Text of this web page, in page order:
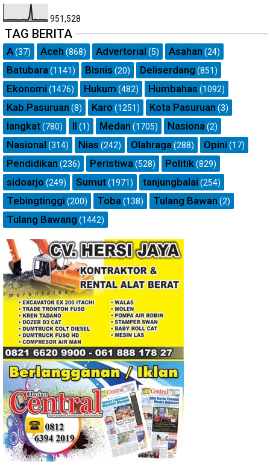
951,528
TAG BERITA
A(37) Aceh (868) Advertorial (5) Asahan (24)
Batubara (1141) Bisnis (20) Deliserdang (851)
Ekonomi (1476) Hukum (482) Humbahas (1092)
Kab.Pasuruan (8) Karo (1251) Kota Pasuruan (3)
langkat(780) ll (1) Medan (1705) Nasiona (2)
Nasional (314) Nias (242) Olahraga (288) Opini (17)
Pendidikan (236) Peristiwa (528) Politik(829)
sidoarjo (249) Sumut(1971) tanjungbalai (254)
Tebingtinggi (200) Toba (138) Tulang Bawan (2)
Tulang Bawang (1442)